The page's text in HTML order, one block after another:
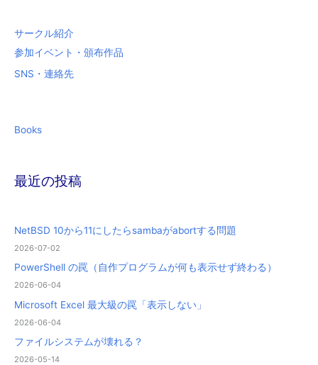
サークル紹介
参加イベント・頒布作品
SNS・連絡先
Books
最近の投稿
NetBSD 10から11にしたらsambaがabortする問題
2026-07-02
PowerShell の罠（自作プログラムが何も表示せず終わる）
2026-06-04
Microsoft Excel 最大級の罠「表示しない」
2026-06-04
ファイルシステムが壊れる？
2026-05-14